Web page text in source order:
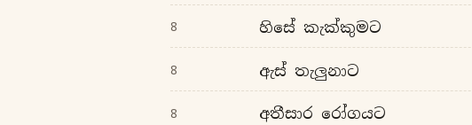
8 හිසේ කැක්කුමට
8 ඇස් තැලුනාට
8 අතීසාර රෝගයට